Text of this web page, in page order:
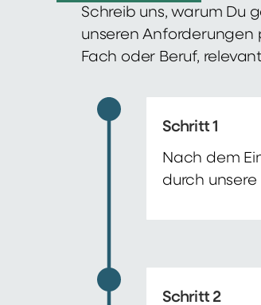
Schreib uns, warum Du
unseren
Fach oder Beruf,
Schritt 1
Nach dem
durch
Schritt 2